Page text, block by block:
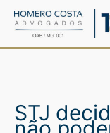
para
STJ